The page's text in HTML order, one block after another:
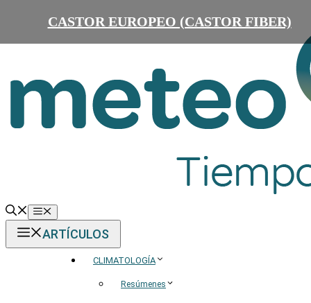
Menú
ARTÍCULOS
CLIMATOLOGÍA
Resúmenes
CASTOR EUROPEO (CASTOR FIBER)